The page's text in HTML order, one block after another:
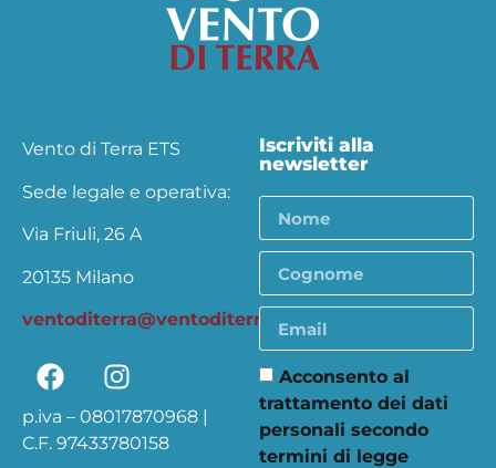
Vento di Terra ETS
Sede legale e operativa:
Via Friuli, 26 A
20135 Milano
ventoditerra@ventoditerra.org
p.iva – 08017870968 |
C.F. 97433780158
Iscriviti alla
newsletter
Acconsento al
trattamento dei dati
personali secondo
termini di legge